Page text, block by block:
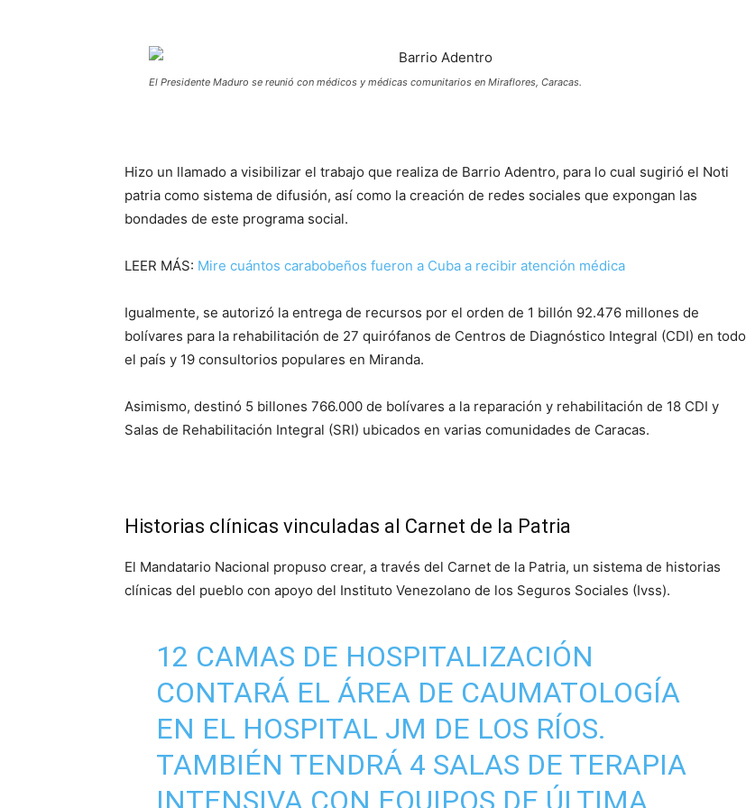
El Presidente Maduro se reunió con médicos y médicas comunitarios en Miraflores, Caracas.
Hizo un llamado a visibilizar el trabajo que realiza de Barrio Adentro, para lo cual sugirió el Noti
patria como sistema de difusión, así como la creación de redes sociales que expongan las
bondades de este programa social.
LEER MÁS: Mire cuántos carabobeños fueron a Cuba a recibir atención médica
Igualmente, se autorizó la entrega de recursos por el orden de 1 billón 92.476 millones de
bolívares para la rehabilitación de 27 quirófanos de Centros de Diagnóstico Integral (CDI) en todo
el país y 19 consultorios populares en Miranda.
Asimismo, destinó 5 billones 766.000 de bolívares a la reparación y rehabilitación de 18 CDI y
Salas de Rehabilitación Integral (SRI) ubicados en varias comunidades de Caracas.
Historias clínicas vinculadas al Carnet de la Patria
El Mandatario Nacional propuso crear, a través del Carnet de la Patria, un sistema de historias
clínicas del pueblo con apoyo del Instituto Venezolano de los Seguros Sociales (Ivss).
12 CAMAS DE HOSPITALIZACIÓN
CONTARÁ EL ÁREA DE CAUMATOLOGÍA
EN EL HOSPITAL JM DE LOS RÍOS.
TAMBIÉN TENDRÁ 4 SALAS DE TERAPIA
INTENSIVA CON EQUIPOS DE ÚLTIMA